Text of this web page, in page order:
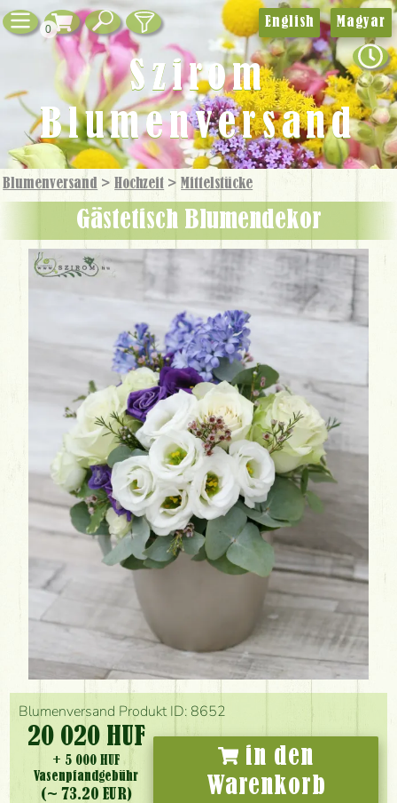
0
Blumenversand > Hochzeit > Mittelstücke
Gästetisch Blumendekor
Blumenversand Produkt ID: 8652
20 020 HUF
+ 5 000 HUF
Vasenpfandgebühr
(~ 73.20 EUR)
in den
Warenkorb
English Magyar
Szirom
Blumenversand